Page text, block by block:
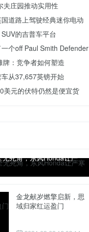
夫庄园推动实用性
道路上驾驶经典迷你电动
的吉普车平台
个off Paul Smith Defender
牌：竞争者如何塑造
从37,657英镑开始
美元的伏特仍然是便宜货
死角，东风Honda让严
金龙献岁燃擎启新，思
域归家红运盈门